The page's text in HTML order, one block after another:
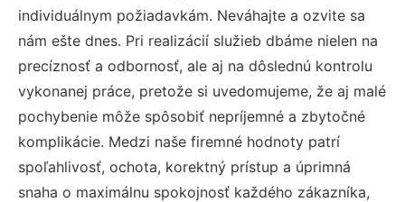
individuálnym požiadavkám. Neváhajte a ozvite sa
nám ešte dnes. Pri realizácií služieb dbáme nielen na
precíznosť a odbornosť, ale aj na dôslednú kontrolu
vykonanej práce, pretože si uvedomujeme, že aj malé
pochybenie môže spôsobiť nepríjemné a zbytočné
komplikácie. Medzi naše firemné hodnoty patrí
spoľahlivosť, ochota, korektný prístup a úprimná
snaha o maximálnu spokojnosť každého zákazníka,